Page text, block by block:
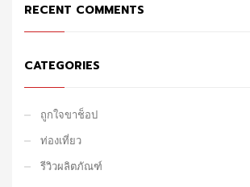
RECENT COMMENTS
CATEGORIES
ถูกใจขาช็อป
ท่องเที่ยว
รีวิวผลิตภัณฑ์